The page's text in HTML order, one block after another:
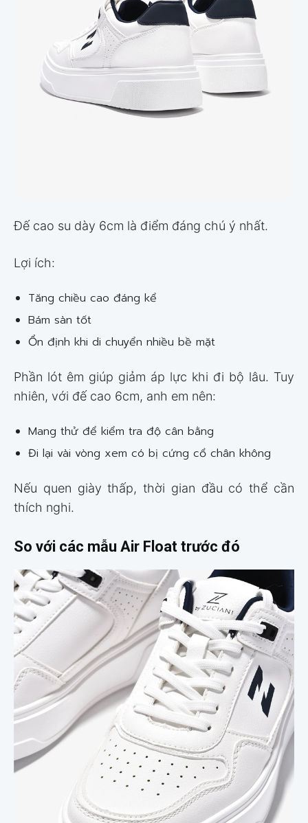
Đế cao su dày 6cm là điểm đáng chú ý nhất.
Lợi ích:
Tăng chiều cao đáng kể
Bám sàn tốt
Ổn định khi di chuyển nhiều bề mặt
Phần lót êm giúp giảm áp lực khi đi bộ lâu. Tuy
nhiên, với đế cao 6cm, anh em nên:
Mang thử để kiểm tra độ cân bằng
Đi lại vài vòng xem có bị cứng cổ chân không
Nếu quen giày thấp, thời gian đầu có thể cần
thích nghi.
So với các mẫu Air Float trước đó